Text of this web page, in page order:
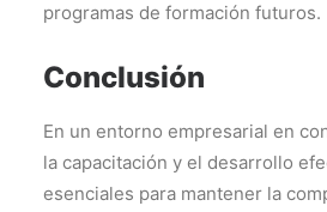
programas de formación futuros.
Conclusión
En un entorno empresarial en
la capacitación y el desarrollo
esenciales para mantener la